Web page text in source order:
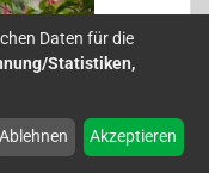
Daten für die
Statistiken,
Ablehnen Akzeptieren